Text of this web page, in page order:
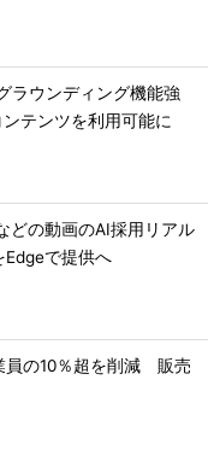
ラウンディング機能強
テンツを利用可能に
どの動画のAI採用リアル
Edgeで提供へ
員の10％超を削減 販売